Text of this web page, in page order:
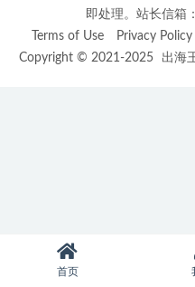
即处理。站长信箱
Terms of Use
Privacy Policy
Copyright © 2021-2025
出海
首页